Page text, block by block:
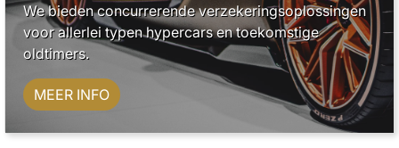
We bieden concurrerende verzekeringsoplossingen
voor allerlei typen hypercars en toekomstige
oldtimers.
MEER INFO